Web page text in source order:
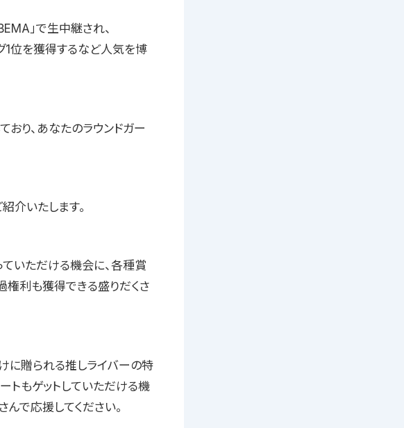
」で生中継され、
1位を獲得するなど人気を博
おり、あなたのラウンドガー
介いたします。
いただける機会に、各種賞
権利も獲得できる盛りだくさ
に贈られる推しライバーの特
トもゲットしていただける機
で応援してください。